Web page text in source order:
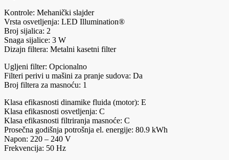
Kontrole: Mehanički slajder
Vrsta osvetljenja: LED Illumination®
Broj sijalica: 2
Snaga sijalice: 3 W
Dizajn filtera: Metalni kasetni filter
Ugljeni filter: Opcionalno
Filteri perivi u mašini za pranje sudova: Da
Broj filtera za masnoću: 1
Klasa efikasnosti dinamike fluida (motor): E
Klasa efikasnosti osvetljenja: C
Klasa efikasnosti filtriranja masnoće: C
Prosečna godišnja potrošnja el. energije: 80.9 kWh
Napon: 220 – 240 V
Frekvencija: 50 Hz